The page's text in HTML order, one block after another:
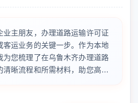
业主朋友，办理道路运输许可证
客运业务的关键一步。作为本地
为您梳理了在乌鲁木齐办理道路
清晰流程和所需材料，助您高